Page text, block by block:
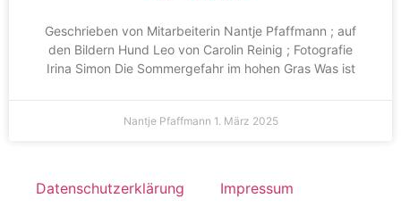
Geschrieben von Mitarbeiterin Nantje Pfaffmann ; auf
den Bildern Hund Leo von Carolin Reinig ; Fotografie
Irina Simon Die Sommergefahr im hohen Gras Was ist
Nantje Pfaffmann 1. März 2025
Datenschutzerklärung Impressum